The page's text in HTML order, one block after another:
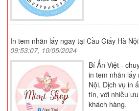
In tem nhãn lấy ngay tại Cầu Giấy Hà Nội
09:53:07, 10/05/2024
Bí Ẩn Việt -
in tem nhãn lấy
Nội. Dịch vụ in
tín, với nhiều
khách hàng.